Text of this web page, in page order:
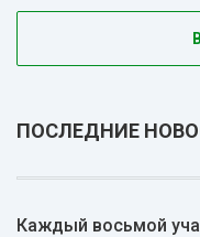
ПОСЛЕДНИЕ
Каждый восьмой